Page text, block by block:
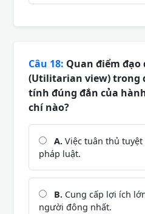
Câu 18: Quan điểm đạo
(Utilitarian view) trong
tính đúng đắn của
chí nào?
A. Việc tuân thủ
pháp luật.
B. Cung cấp lợi ích
người đông nhất.